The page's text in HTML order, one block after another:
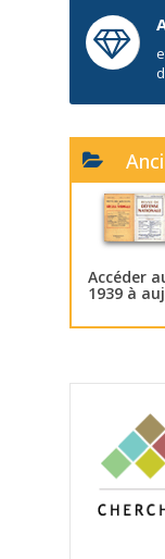
Accéder
1939 à